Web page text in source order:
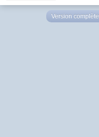
Version complète